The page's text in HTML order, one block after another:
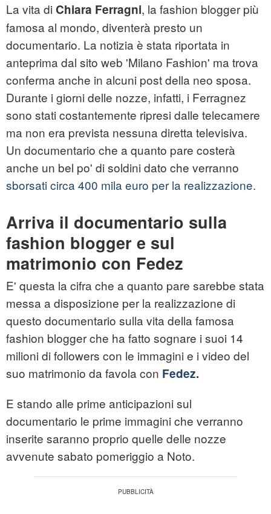
La vita di Chiara Ferragni, la fashion blogger più
famosa al mondo, diventerà presto un
documentario. La notizia è stata riportata in
anteprima dal sito web 'Milano Fashion' ma trova
conferma anche in alcuni post della neo sposa.
Durante i giorni delle nozze, infatti, i Ferragnez
sono stati costantemente ripresi dalle telecamere
ma non era prevista nessuna diretta televisiva.
Un documentario che a quanto pare costerà
anche un bel po' di soldini dato che verranno
sborsati circa 400 mila euro per la realizzazione.
Arriva il documentario sulla
fashion blogger e sul
matrimonio con Fedez
E' questa la cifra che a quanto pare sarebbe stata
messa a disposizione per la realizzazione di
questo documentario sulla vita della famosa
fashion blogger che ha fatto sognare i suoi 14
milioni di followers con le immagini e i video del
suo matrimonio da favola con Fedez.
E stando alle prime anticipazioni sul
documentario le prime immagini che verranno
inserite saranno proprio quelle delle nozze
avvenute sabato pomeriggio a Noto.